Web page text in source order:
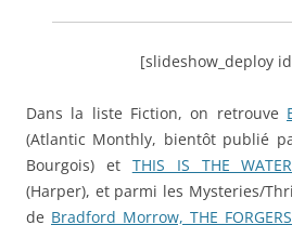
[slideshow_deploy
Dans la liste Fiction, on retrouve
(Atlantic Monthly, bientôt publié
Bourgois) et THIS IS THE
(Harper), et parmi les Mysteries/
de Bradford Morrow, THE FORGERS